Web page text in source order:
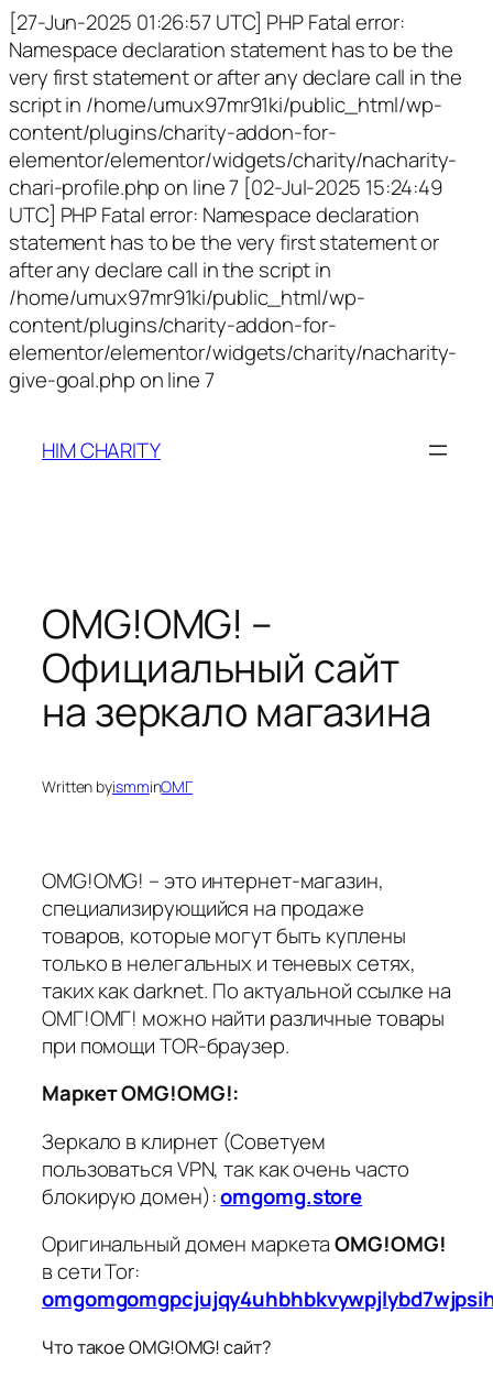
[27-Jun-2025 01:26:57 UTC] PHP Fatal error:
Namespace declaration statement has to be the
very first statement or after any declare call in the
script in /home/umux97mr91ki/public_html/wp-
content/plugins/charity-addon-for-
elementor/elementor/widgets/charity/nacharity-
chari-profile.php on line 7 [02-Jul-2025 15:24:49
UTC] PHP Fatal error: Namespace declaration
statement has to be the very first statement or
after any declare call in the script in
/home/umux97mr91ki/public_html/wp-
content/plugins/charity-addon-for-
elementor/elementor/widgets/charity/nacharity-
give-goal.php on line 7
HIM CHARITY
OMG!OMG! –
Официальный сайт
на зеркало магазина
Written byismminОМГ
OMG!OMG! – это интернет-магазин,
специализирующийся на продаже
товаров, которые могут быть куплены
только в нелегальных и теневых сетях,
таких как darknet. По актуальной ссылке на
ОМГ!ОМГ! можно найти различные товары
при помощи TOR-браузер.
Маркет OMG!OMG!:
Зеркало в клирнет (Советуем
пользоваться VPN, так как очень часто
блокирую домен):omgomg.store
Оригинальный домен маркетаOMG!OMG!
в сети Tor:
Что такое OMG!OMG! сайт?